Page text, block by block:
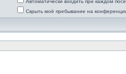
Автоматически входить при каждом
Скрыть моё пребывание на